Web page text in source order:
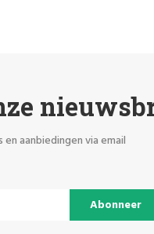
aanbiedingen via email
Abonneer